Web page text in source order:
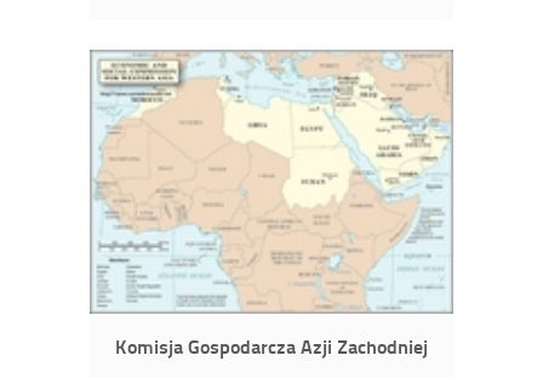
Komisja Gospodarcza Azji Zachodniej